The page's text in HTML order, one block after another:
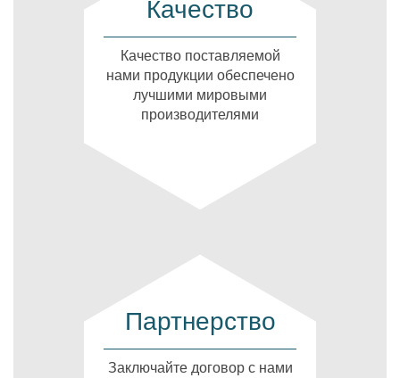
Качество
Качество поставляемой
нами продукции обеспечено
лучшими мировыми
производителями
Партнерство
Заключайте договор с нами